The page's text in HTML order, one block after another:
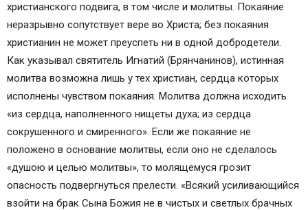
христианского подвига, в том числе и молитвы. Покаяние
неразрывно сопутствует вере во Христа; без покаяния
христианин не может преуспеть ни в одной добродетели.
Как указывал святитель Игнатий (Брянчанинов), истинная
молитва возможна лишь у тех христиан, сердца которых
исполнены чувством покаяния. Молитва должна исходить
«из сердца, наполненного нищеты духа; из сердца
сокрушенного и смиренного». Если же покаяние не
положено в основание молитвы, если оно не сделалось
«душою и целью молитвы», то молящемуся грозит
опасность подвергнуться прелести. «Всякий усиливающийся
взойти на брак Сына Божия не в чистых и светлых брачных